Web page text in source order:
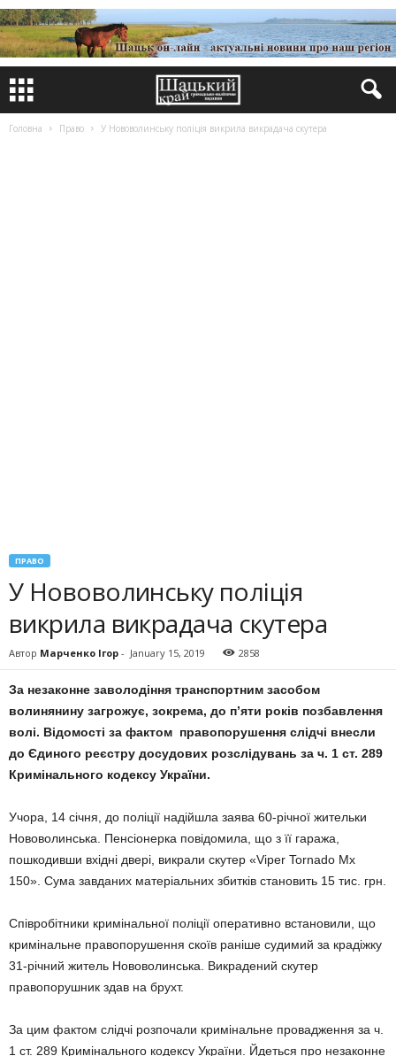
Головна Право У Нововолинську поліція викрила викрадача скутера
ПРАВО
У Нововолинську поліція
викрила викрадача скутера
Автор Марченко Ігор - January 15, 2019 2858
За незаконне заволодіння транспортним засобом
волинянину загрожує, зокрема, до п’яти років позбавлення
волі. Відомості за фактом правопорушення слідчі внесли
до Єдиного реєстру досудових розслідувань за ч. 1 ст. 289
Кримінального кодексу України.
Учора, 14 січня, до поліції надійшла заява 60-річної жительки
Нововолинська. Пенсіонерка повідомила, що з її гаража,
пошкодивши вхідні двері, викрали скутер «Viper Tornado Mx
150». Сума завданих матеріальних збитків становить 15 тис. грн.
Співробітники кримінальної поліції оперативно встановили, що
кримінальне правопорушення скоїв раніше судимий за крадіжку
31-річний житель Нововолинська. Викрадений скутер
правопорушник здав на брухт.
За цим фактом слідчі розпочали кримінальне провадження за ч.
1 ст. 289 Кримінального кодексу України. Йдеться про незаконне